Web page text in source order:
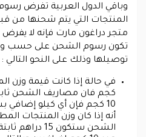
وباقي الدول العربية تفرض
المنتجات التي يتم شحنها من
متجر دراغون مارت فإنه لا
تكون رسوم الشحن على حسب وزن
توصيلها وذلك على النحو التالي :